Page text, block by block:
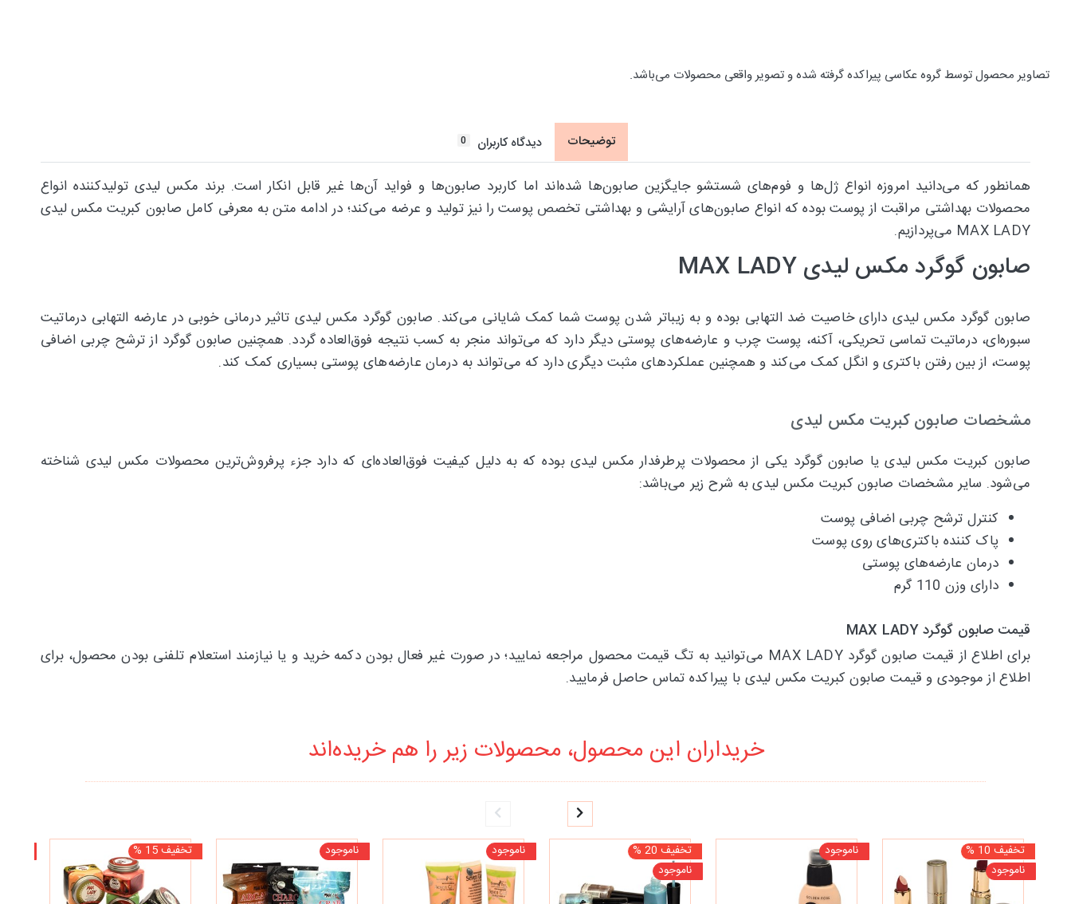
تصاویر محصول توسط گروه عکاسی پیراکده گرفته شده و تصویر واقعی محصولات می‌باشد.
توضیحات دیدگاه کاربران 0
همانطور که می‌دانید امروزه انواع ژل‌ها و فوم‌های شستشو جایگزین صابون‌ها شده‌اند اما کاربرد صابون‌ها و فواید آن‌ها غیر قابل انکار است. برند مکس لیدی تولیدکننده انواع
محصولات بهداشتی مراقبت از پوست بوده که انواع صابون‌های آرایشی و بهداشتی تخصص پوست را نیز تولید و عرضه می‌کند؛ در ادامه متن به معرفی کامل صابون کبریت مکس لیدی
MAX LADY می‌پردازیم.
صابون گوگرد مکس لیدی MAX LADY
صابون گوگرد مکس لیدی دارای خاصیت ضد التهابی بوده و به زیباتر شدن پوست شما کمک شایانی می‌کند. صابون گوگرد مکس لیدی تاثیر درمانی خوبی در عارضه التهابی درماتیت
سبوره‌ای، درماتیت تماسی تحریکی، آکنه، پوست چرب و عارضه‌های پوستی دیگر دارد که می‌تواند منجر به کسب نتیجه فوق‌العاده گردد. همچنین صابون گوگرد از ترشح چربی اضافی
پوست، از بین رفتن باکتری و انگل کمک می‌کند و همچنین عملکردهای مثبت دیگری دارد که می‎‌تواند به درمان عارضه‌های پوستی بسیاری کمک کند.
مشخصات صابون کبریت مکس لیدی
صابون کبریت مکس لیدی یا صابون گوگرد یکی از محصولات پرطرفدار مکس لیدی بوده که به دلیل کیفیت فوق‌العاده‌ای که دارد جزء پرفروش‌ترین محصولات مکس لیدی شناخته
می‌شود. سایر مشخصات صابون کبریت مکس لیدی به شرح زیر می‌باشد:
کنترل ترشح چربی اضافی پوست
پاک کننده باکتری‌های روی پوست
درمان عارضه‌های پوستی
دارای وزن 110 گرم
قیمت صابون گوگرد MAX LADY
برای اطلاع از قیمت صابون گوگرد MAX LADY می‌توانید به تگ قیمت محصول مراجعه نمایید؛ در صورت غیر فعال بودن دکمه خرید و یا نیازمند استعلام تلفنی بودن محصول، برای
اطلاع از موجودی و قیمت صابون کبریت مکس لیدی با پیراکده تماس حاصل فرمایید.
خریداران این محصول، محصولات زیر را هم خریده‌اند
تخفیف 10 %
ناموجود
ناموجود
تخفیف 20 %
ناموجود
ناموجود ناموجود تخفیف 15 %